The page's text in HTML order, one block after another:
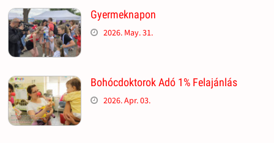
Gyermeknapon
2026. May. 31.
Bohócdoktorok Adó 1% Felajánlás
2026. Apr. 03.